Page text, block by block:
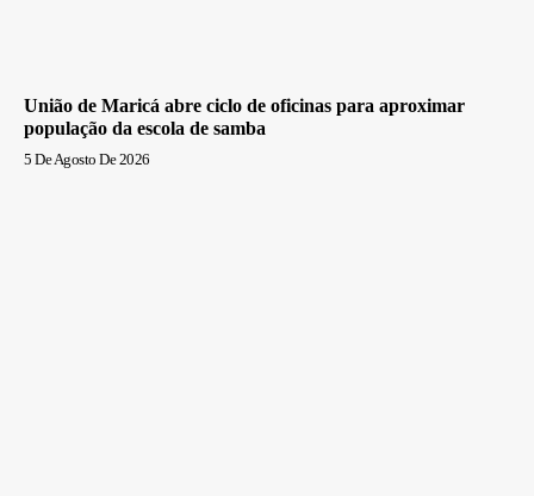
União de Maricá abre ciclo de oficinas para aproximar
população da escola de samba
5 De Agosto De 2026